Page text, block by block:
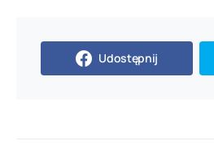
Udostępnij